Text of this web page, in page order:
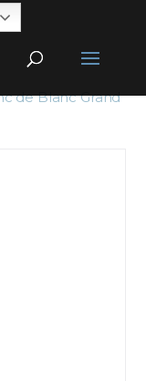
de Blanc Grand